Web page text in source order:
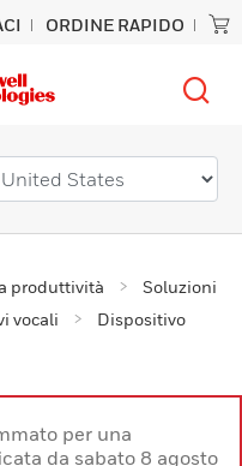
ORDINE RAPIDO
produttività
Soluzioni
vocali
Dispositivo
per una
da sabato 8 agosto